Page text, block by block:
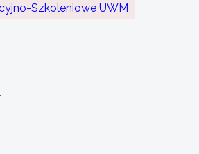
Szkoleniowe UWM